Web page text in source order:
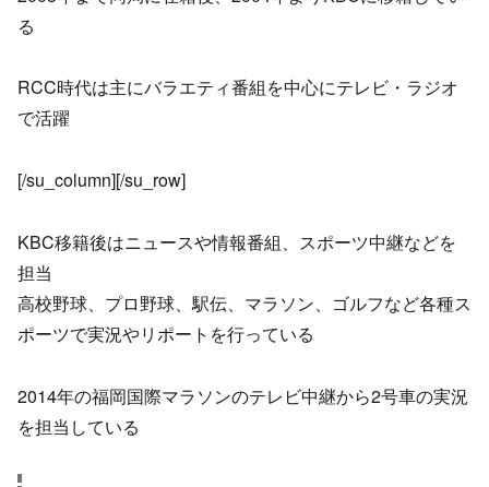
る
RCC時代は主にバラエティ番組を中心にテレビ・ラジオ
で活躍
[/su_column][/su_row]
KBC移籍後はニュースや情報番組、スポーツ中継などを
担当
高校野球、プロ野球、駅伝、マラソン、ゴルフなど各種ス
ポーツで実況やリポートを行っている
2014年の福岡国際マラソンのテレビ中継から2号車の実況
を担当している